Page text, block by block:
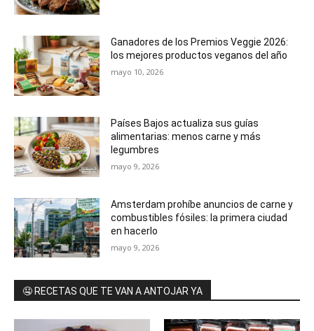
Ganadores de los Premios Veggie 2026:
los mejores productos veganos del año
mayo 10, 2026
Países Bajos actualiza sus guías
alimentarias: menos carne y más
legumbres
mayo 9, 2026
Amsterdam prohíbe anuncios de carne y
combustibles fósiles: la primera ciudad
en hacerlo
mayo 9, 2026
🤤 RECETAS QUE TE VAN A ANTOJAR YA